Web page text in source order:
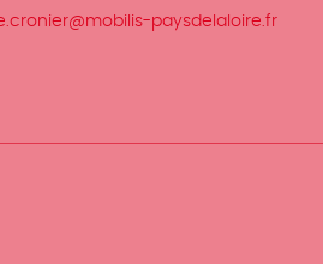
paysdelaloire.fr